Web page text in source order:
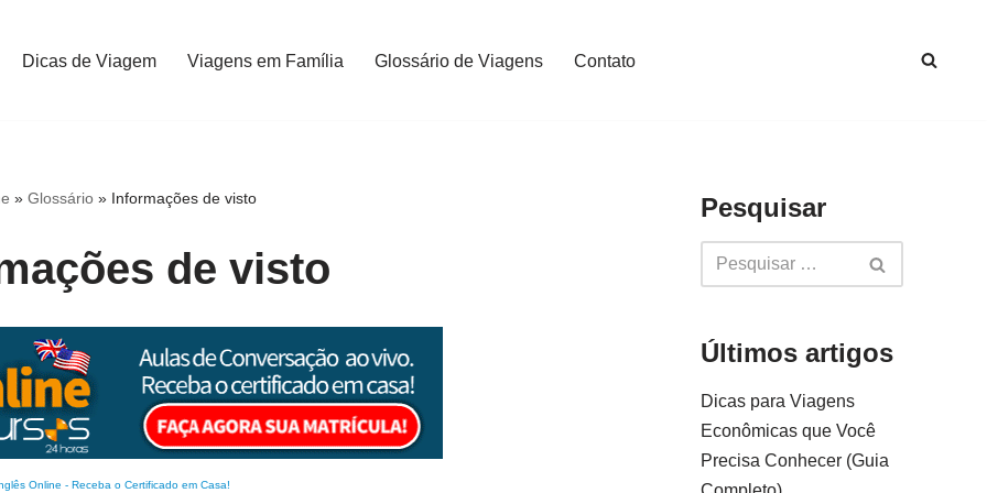
Dicas de Viagem Viagens em Família Glossário de Viagens Contato
» Glossário» Informações de visto
de visto
Online - Receba o Certificado em Casa!
Pesquisar
Últimos artigos
Dicas para Viagens
Econômicas que Você
Precisa Conhecer (Guia